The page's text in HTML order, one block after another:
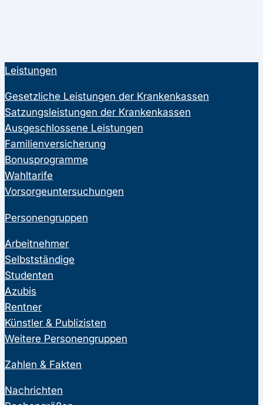
Leistungen
Gesetzliche Leistungen der Krankenkassen
Satzungsleistungen der Krankenkassen
Ausgeschlossene Leistungen
Familienversicherung
Bonusprogramme
Wahltarife
Vorsorgeuntersuchungen
Personengruppen
Arbeitnehmer
Selbstständige
Studenten
Azubis
Rentner
Künstler & Publizisten
Weitere Personengruppen
Zahlen & Fakten
Nachrichten